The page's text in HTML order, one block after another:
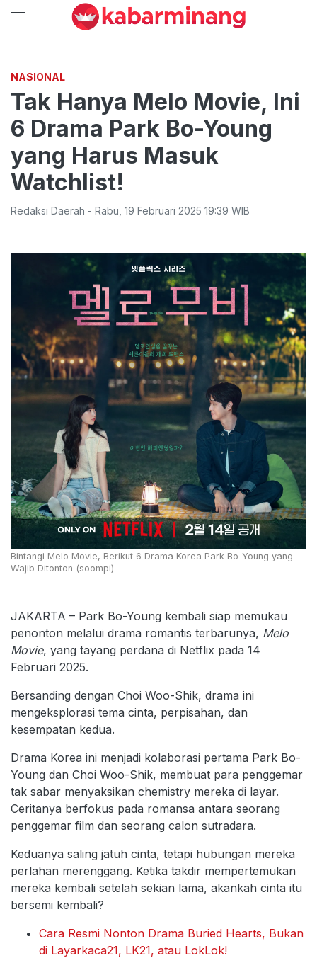
NASIONAL
Tak Hanya Melo Movie, Ini
6 Drama Park Bo-Young
yang Harus Masuk
Watchlist!
Redaksi Daerah - Rabu 19 Februari 2025 19:39 WIB
Bintangi Melo Movie, Berikut 6 Drama Korea Park Bo-Young yang
Wajib Ditonton (soompi)
JAKARTA – Park Bo-Young kembali siap memukau
penonton melalui drama romantis terbarunya, Melo
Movie, yang tayang perdana di Netflix pada 14
Februari 2025.
Bersanding dengan Choi Woo-Shik, drama ini
mengeksplorasi tema cinta, perpisahan, dan
kesempatan kedua.
Drama Korea ini menjadi kolaborasi pertama Park Bo-
Young dan Choi Woo-Shik, membuat para penggemar
tak sabar menyaksikan chemistry mereka di layar.
Ceritanya berfokus pada romansa antara seorang
penggemar film dan seorang calon sutradara.
Keduanya saling jatuh cinta, tetapi hubungan mereka
perlahan merenggang. Ketika takdir mempertemukan
mereka kembali setelah sekian lama, akankah cinta itu
bersemi kembali?
Cara Resmi Nonton Drama Buried Hearts, Bukan
di Layarkaca21, LK21, atau LokLok!